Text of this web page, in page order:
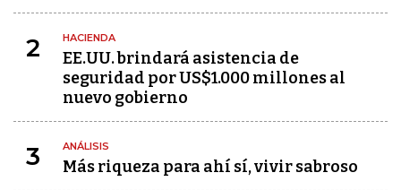
2 HACIENDA
EE.UU. brindará asistencia de
seguridad por US$1.000 millones al
nuevo gobierno
3 ANÁLISIS
Más riqueza para ahí sí, vivir sabroso